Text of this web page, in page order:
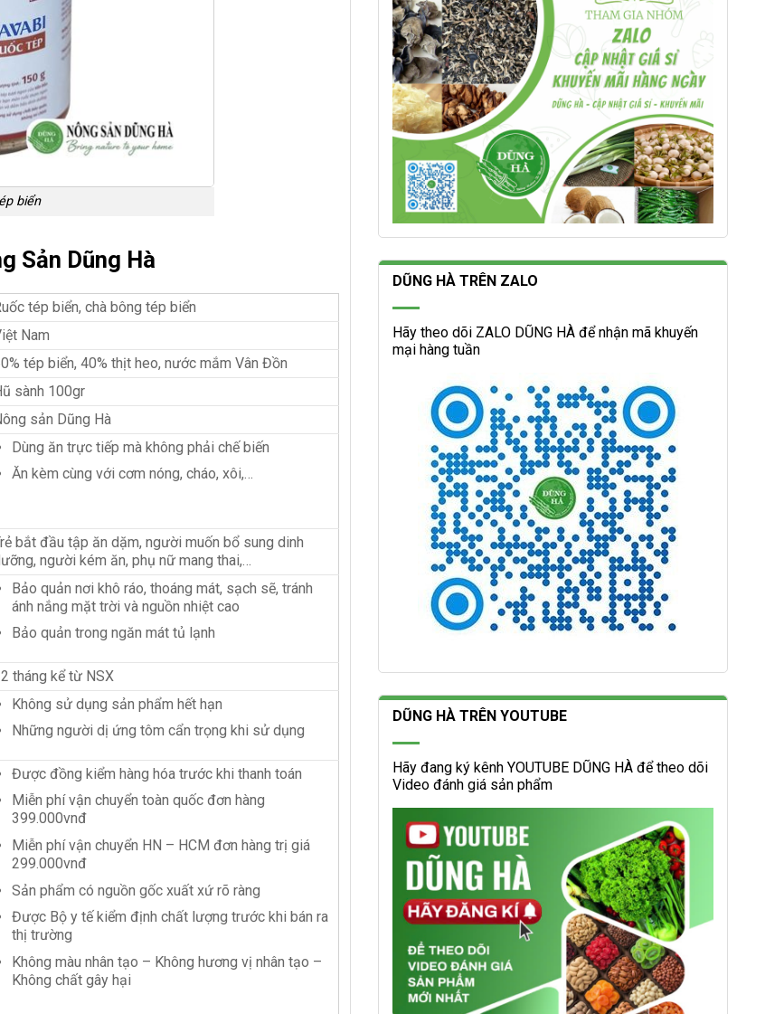
biển
Sản Dũng Hà
tép biển, chà bông tép biển
Nam
tép biển, 40% thịt heo, nước mắm Vân Đồn
sành 100gr
sản Dũng Hà
Dùng ăn trực tiếp mà không phải chế biến
Ăn kèm cùng với cơm nóng, cháo, xôi,…
bắt đầu tập ăn dặm, người muốn bổ sung dinh
người kém ăn, phụ nữ mang thai,…
Bảo quản nơi khô ráo, thoáng mát, sạch sẽ, tránh
ánh nắng mặt trời và nguồn nhiệt cao
Bảo quản trong ngăn mát tủ lạnh
tháng kể từ NSX
Không sử dụng sản phẩm hết hạn
Những người dị ứng tôm cẩn trọng khi sử dụng
Được đồng kiểm hàng hóa trước khi thanh toán
Miễn phí vận chuyển toàn quốc đơn hàng
399.000vnđ
Miễn phí vận chuyển HN – HCM đơn hàng trị giá
299.000vnđ
Sản phẩm có nguồn gốc xuất xứ rõ ràng
Được Bộ y tế kiểm định chất lượng trước khi bán ra
thị trường
Không màu nhân tạo – Không hương vị nhân tạo –
Không chất gây hại
DŨNG HÀ TRÊN ZALO
Hãy theo dõi ZALO DŨNG HÀ để nhận mã khuyến
mại hàng tuần
DŨNG HÀ TRÊN YOUTUBE
Hãy đang ký kênh YOUTUBE DŨNG HÀ để theo dõi
Video đánh giá sản phẩm